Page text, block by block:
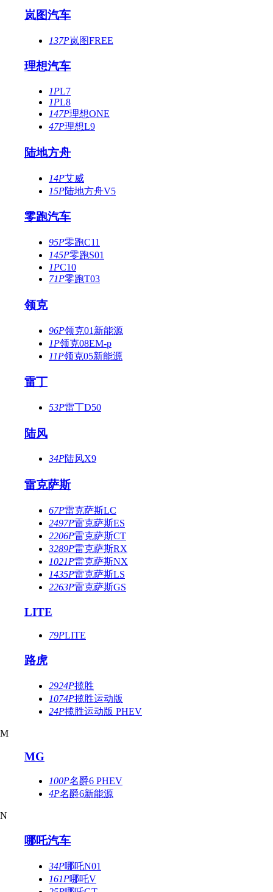
岚图汽车
137P岚图FREE
理想汽车
1PL7
1PL8
147P理想ONE
47P理想L9
陆地方舟
14P艾威
15P陆地方舟V5
零跑汽车
95P零跑C11
145P零跑S01
1PC10
71P零跑T03
领克
96P领克01新能源
1P领克08EM-p
11P领克05新能源
雷丁
53P雷丁D50
陆风
34P陆风X9
雷克萨斯
67P雷克萨斯LC
2497P雷克萨斯ES
2206P雷克萨斯CT
3289P雷克萨斯RX
1021P雷克萨斯NX
1435P雷克萨斯LS
2263P雷克萨斯GS
LITE
79PLITE
路虎
2924P揽胜
1074P揽胜运动版
24P揽胜运动版 PHEV
M
MG
100P名爵6 PHEV
4P名爵6新能源
N
哪吒汽车
34P哪吒N01
161P哪吒V